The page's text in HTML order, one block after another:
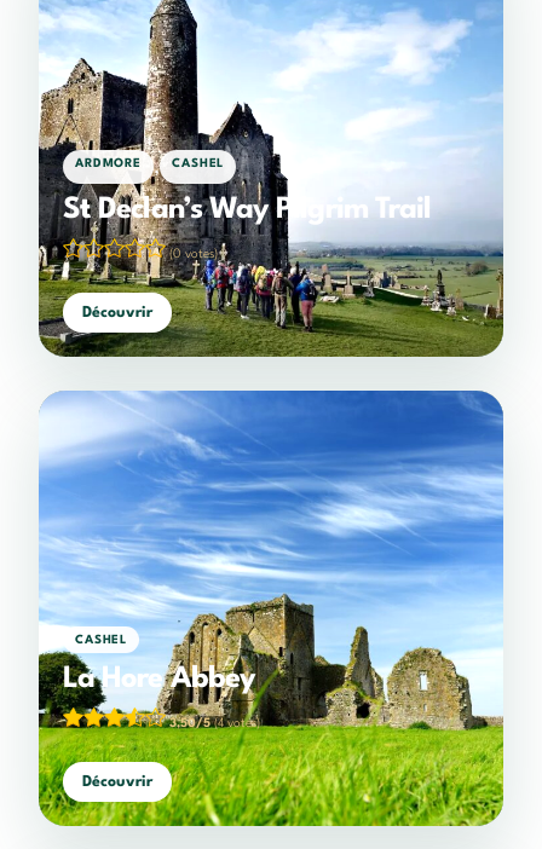
ARDMORE , CASHEL
St Declan’s Way Pilgrim Trail
(0 votes)
Découvrir
CASHEL
La Hore Abbey
3,50/5(4 votes)
Découvrir